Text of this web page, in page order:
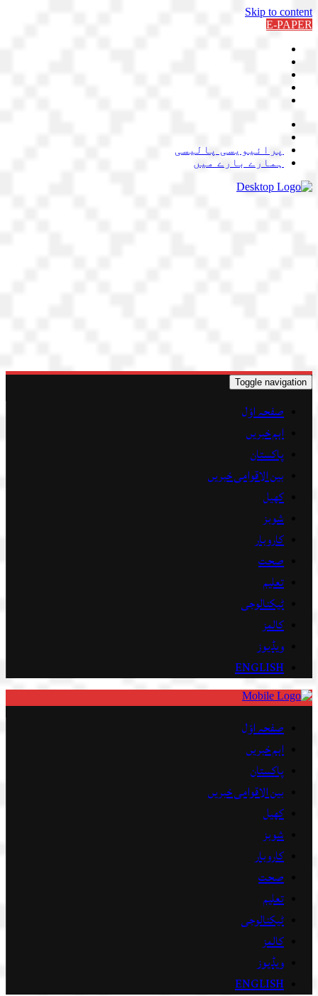
Skip to content
E-PAPER
پرائیویسی پالیسی
ہمارے بارے میں
Toggle navigation
صفحہ اوّل
اہم خبریں
پاکستان
بین الاقوامی خبریں
کھیل
شوبز
کاروبار
صحت
تعلیم
ٹیکنالوجی
کالمز
ویڈیوز
ENGLISH
صفحہ اوّل
اہم خبریں
پاکستان
بین الاقوامی خبریں
کھیل
شوبز
کاروبار
صحت
تعلیم
ٹیکنالوجی
کالمز
ویڈیوز
ENGLISH